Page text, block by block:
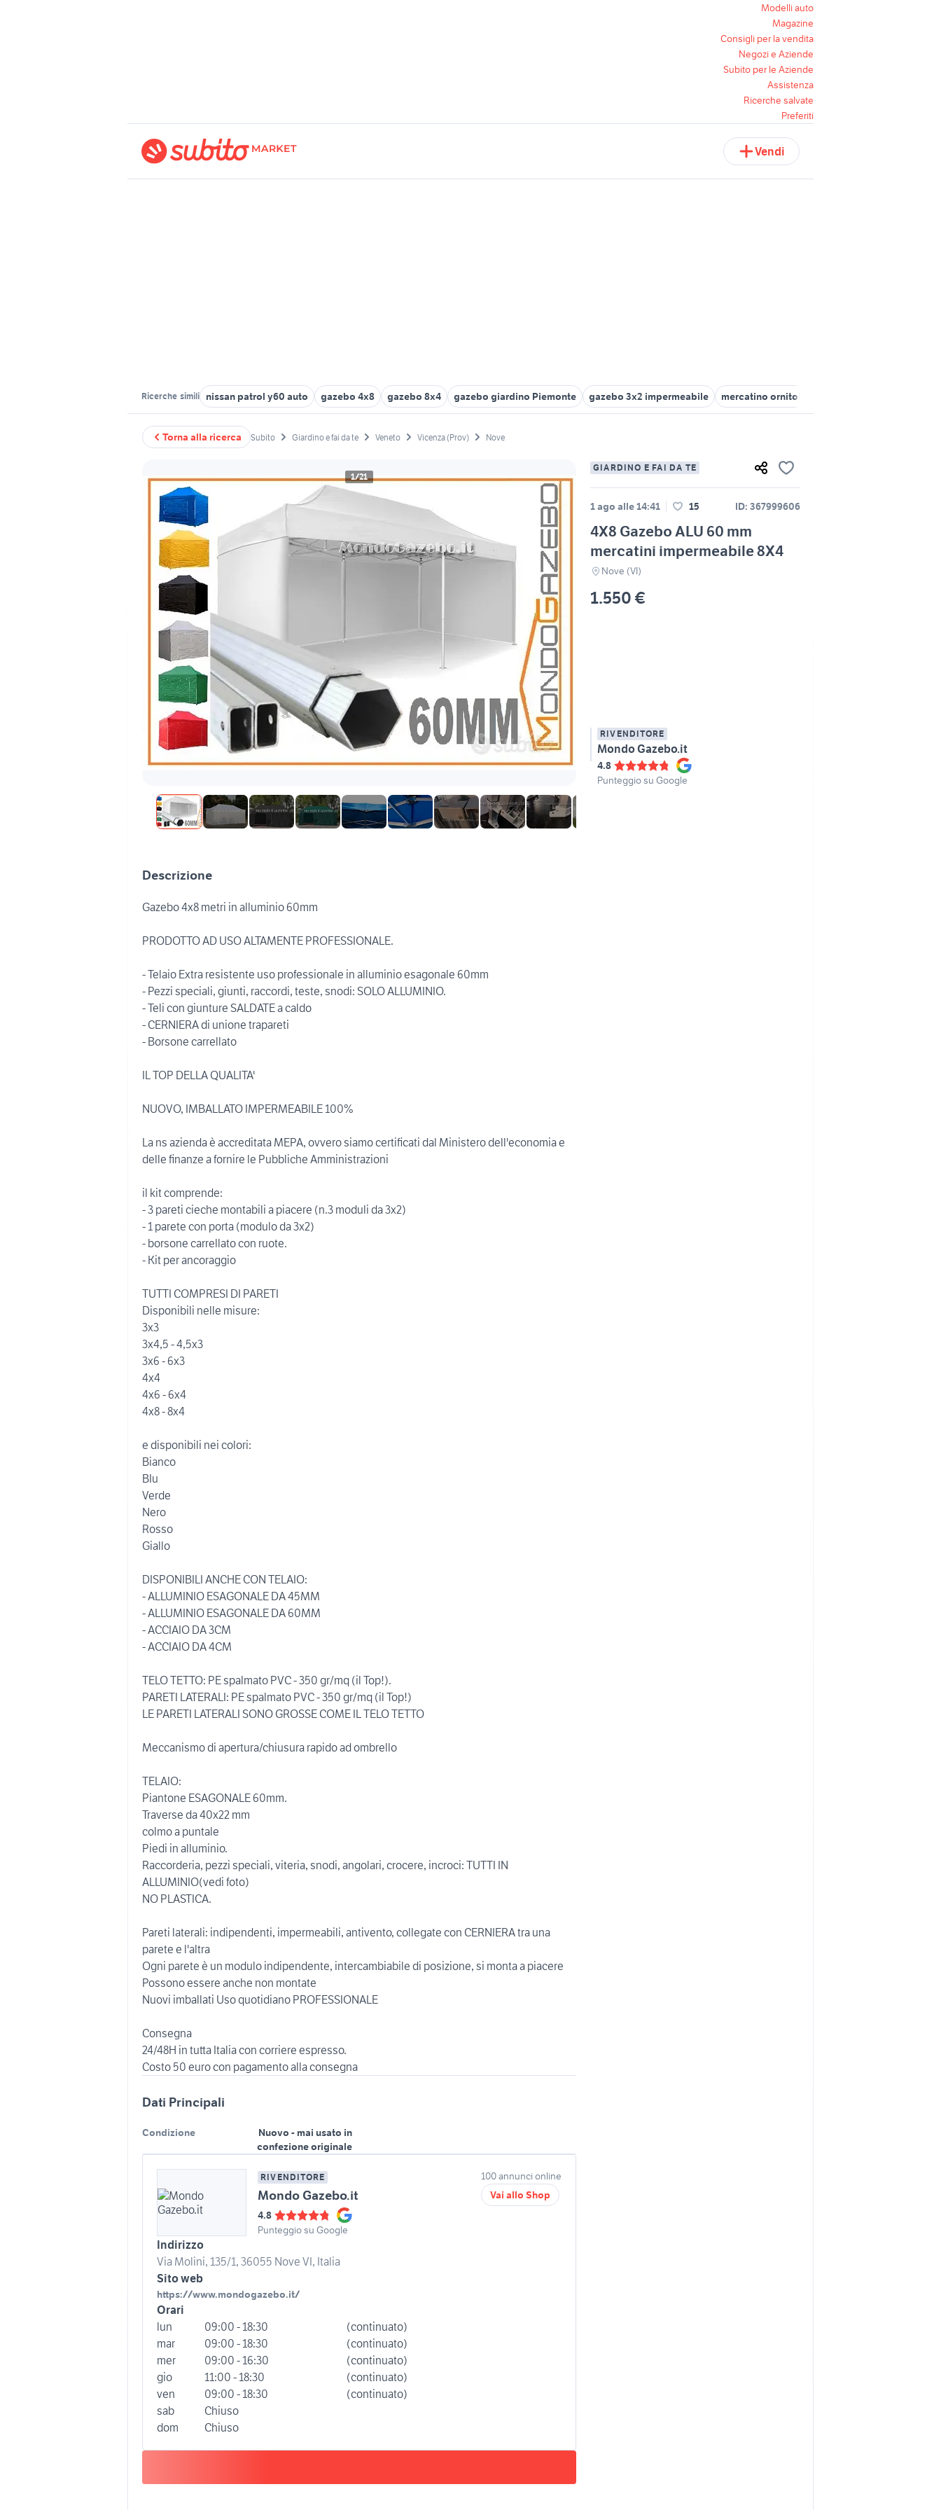
Modelli auto
Magazine
Consigli per la vendita
Negozi e Aziende
Subito per le Aziende
Assistenza
Ricerche salvate
Preferiti
Vendi
Ricerche simili nissan patrol y60 auto gazebo 4x8 gazebo 8x4 gazebo giardino Piemonte gazebo 3x2 impermeabile mercatino ornitologico
Torna alla ricerca Subito Giardino e fai da te Veneto Vicenza (Prov) Nove
1/21
GIARDINO E FAI DA TE
1 ago alle 14:41 15 ID: 367999606
4X8 Gazebo ALU 60 mm
mercatini impermeabile 8X4
Nove (VI)
1.550 €
RIVENDITORE
Mondo Gazebo.it
4.8
Punteggio su Google
Descrizione
Gazebo 4x8 metri in alluminio 60mm
PRODOTTO AD USO ALTAMENTE PROFESSIONALE.
- Telaio Extra resistente uso professionale in alluminio esagonale 60mm
- Pezzi speciali, giunti, raccordi, teste, snodi: SOLO ALLUMINIO.
- Teli con giunture SALDATE a caldo
- CERNIERA di unione trapareti
- Borsone carrellato
IL TOP DELLA QUALITA'
NUOVO, IMBALLATO IMPERMEABILE 100%
La ns azienda è accreditata MEPA, ovvero siamo certificati dal Ministero dell'economia e
delle finanze a fornire le Pubbliche Amministrazioni
il kit comprende:
- 3 pareti cieche montabili a piacere (n.3 moduli da 3x2)
- 1 parete con porta (modulo da 3x2)
- borsone carrellato con ruote.
- Kit per ancoraggio
TUTTI COMPRESI DI PARETI
Disponibili nelle misure:
3x3
3x4,5 - 4,5x3
3x6 - 6x3
4x4
4x6 - 6x4
4x8 - 8x4
e disponibili nei colori:
Bianco
BIu
Verde
Nero
Rosso
Giallo
DISPONIBILI ANCHE CON TELAIO:
- ALLUMINIO ESAGONALE DA 45MM
- ALLUMINIO ESAGONALE DA 60MM
- ACCIAIO DA 3CM
- ACCIAIO DA 4CM
TELO TETTO: PE spalmato PVC - 350 gr/mq (il Top!).
PARETI LATERALI: PE spalmato PVC - 350 gr/mq (il Top!)
LE PARETI LATERALI SONO GROSSE COME IL TELO TETTO
Meccanismo di apertura/chiusura rapido ad ombrello
TELAIO:
Piantone ESAGONALE 60mm.
Traverse da 40x22 mm
colmo a puntale
Piedi in alluminio.
Raccorderia, pezzi speciali, viteria, snodi, angolari, crocere, incroci: TUTTI IN
ALLUMINIO(vedi foto)
NO PLASTICA.
Pareti laterali: indipendenti, impermeabili, antivento, collegate con CERNIERA tra una
parete e l'altra
Ogni parete è un modulo indipendente, intercambiabile di posizione, si monta a piacere
Possono essere anche non montate
Nuovi imballati Uso quotidiano PROFESSIONALE
Consegna
24/48H in tutta Italia con corriere espresso.
Costo 50 euro con pagamento alla consegna
Dati Principali
Condizione
Nuovo - mai usato in
confezione originale
RIVENDITORE
Mondo Gazebo.it
4.8
Punteggio su Google
Indirizzo
Via Molini, 135/1, 36055 Nove VI, Italia
Sito web
https://www.mondogazebo.it/
Orari
lun
09:00 - 18:30
(continuato)
mar
09:00 - 18:30
(continuato)
mer
09:00 - 16:30
(continuato)
gio
11:00 - 18:30
(continuato)
ven
09:00 - 18:30
(continuato)
sab
Chiuso
dom
Chiuso
100 annunci online
Vai allo Shop